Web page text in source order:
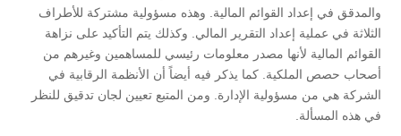
والمدقق في إعداد القوائم المالية. وهذه مسؤولية مشتركة للأطراف
الثلاثة في عملية إعداد التقرير المالي. وكذلك يتم التأكيد على نزاهة
القوائم المالية لأنها مصدر معلومات رئيسي للمساهمين وغيرهم من
أصحاب حصص الملكية. كما يذكر فيه أيضاً أن الأنظمة الرقابية في
الشركة هي من مسؤولية الإدارة. ومن المتبع تعيين لجان تدقيق للنظر
في هذه المسألة.